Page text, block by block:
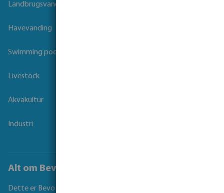
Landbrugsvanding
Havevanding
Swimming pool
Livestock
Akvakultur
Industri
Alt om Bevo
Dette er Bevo